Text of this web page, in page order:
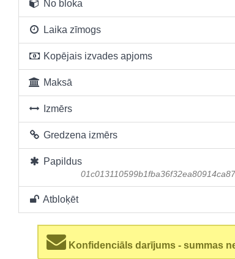
No bloka
Laika zīmogs
Kopējais izvades apjoms
Maksā
Izmērs
Gredzena izmērs
Papildus
Atbloķēt
Konfidenciāls darījums - summas